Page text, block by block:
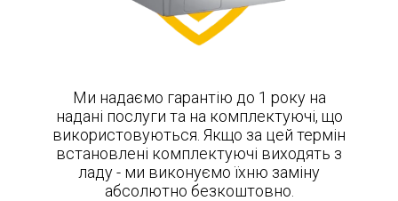
Ми надаємо гарантію до 1 року на
надані послуги та на комплектуючі, що
використовуються. Якщо за цей термін
встановлені комплектуючі виходять з
ладу - ми виконуємо їхню заміну
абсолютно безкоштовно.